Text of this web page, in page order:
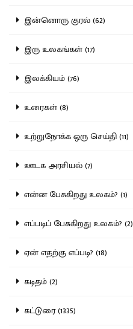
இன்னொரு குரல் (62)
இரு உலகங்கள் (17)
இலக்கியம் (76)
உரைகள் (8)
உற்றுநோக்க ஒரு செய்தி (11)
ஊடக அரசியல் (7)
என்ன பேசுகிறது உலகம்? (1)
எப்படிப் பேசுகிறது உலகம்? (2)
ஏன் எதற்கு எப்படி? (18)
கடிதம் (2)
கட்டுரை (1335)